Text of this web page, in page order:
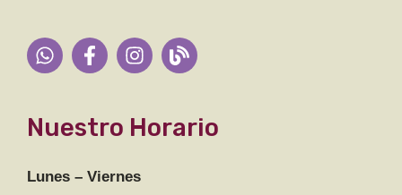
Nuestro Horario
Lunes – Viernes